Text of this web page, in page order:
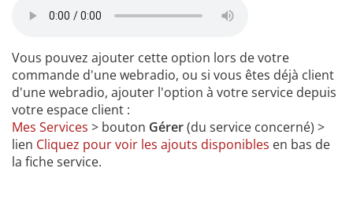
Vous pouvez ajouter cette option lors de votre
commande d'une webradio, ou si vous êtes déjà client
d'une webradio, ajouter l'option à votre service depuis
votre espace client :
Mes Services > bouton Gérer(du service concerné) >
lien Cliquez pour voir les ajouts disponibles en bas de
la fiche service.